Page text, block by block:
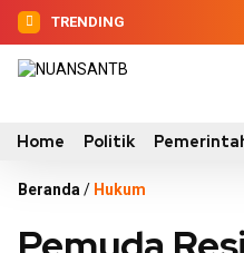
TRENDING
Home Politik
Beranda / Hukum